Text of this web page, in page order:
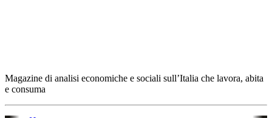
Magazine di analisi economiche e sociali sull’Italia che lavora, abita
e consuma